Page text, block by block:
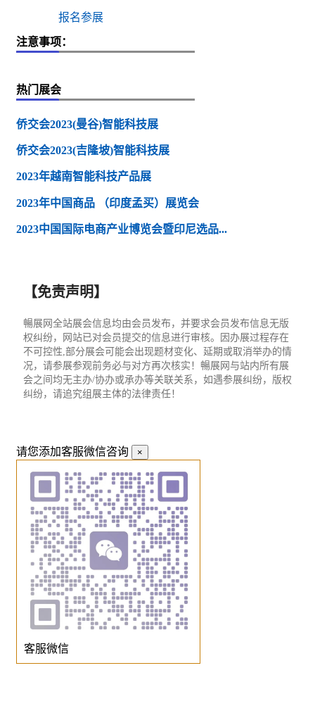
报名参展
注意事项：
热门展会
侨交会2023(曼谷)智能科技展
侨交会2023(吉隆坡)智能科技展
2023年越南智能科技产品展
2023年中国商品 （印度孟买）展览会
2023中国国际电商产业博览会暨印尼选品...
【免责声明】
暢展网全站展会信息均由会员发布，并要求会员发布信息无版
权纠纷，网站已对会员提交的信息进行审核。因办展过程存在
不可控性,部分展会可能会出现题材变化、延期或取消举办的情
况，请参展参观前务必与对方再次核实！暢展网与站内所有展
会之间均无主办/协办或承办等关联关系，如遇参展纠纷，版权
纠纷，请追究组展主体的法律责任！
请您添加客服微信咨询 ×
客服微信